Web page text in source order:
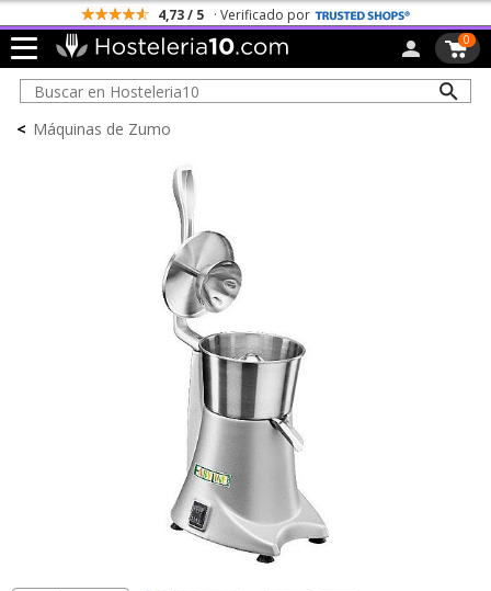
4,73 / 5 · Verificado por
0
< Máquinas de Zumo